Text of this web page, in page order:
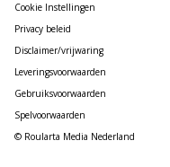
Cookie Instellingen
Privacy beleid
Disclaimer/vrijwaring
Leveringsvoorwaarden
Gebruiksvoorwaarden
Spelvoorwaarden
© Roularta Media Nederland